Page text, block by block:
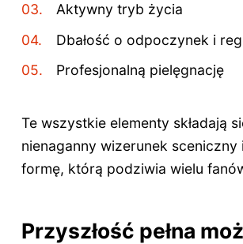
Aktywny tryb życia
Dbałość o odpoczynek i
Profesjonalną pielęgnację
Te wszystkie elementy składają
nienaganny wizerunek sceniczny
formę, którą podziwia wielu
Przyszłość pełna